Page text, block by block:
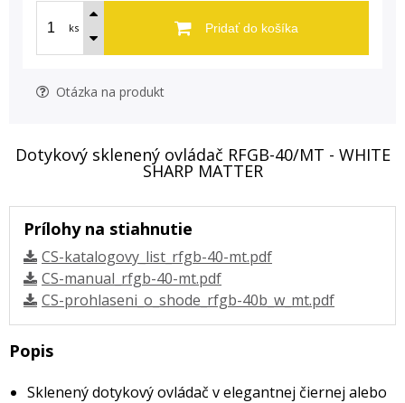
ks Pridať do košíka
Otázka na produkt
Dotykový sklenený ovládač RFGB-40/MT - WHITE
SHARP MATTER
Prílohy na stiahnutie
CS-katalogovy_list_rfgb-40-mt.pdf
CS-manual_rfgb-40-mt.pdf
CS-prohlaseni_o_shode_rfgb-40b_w_mt.pdf
Popis
Sklenený dotykový ovládač v elegantnej čiernej alebo